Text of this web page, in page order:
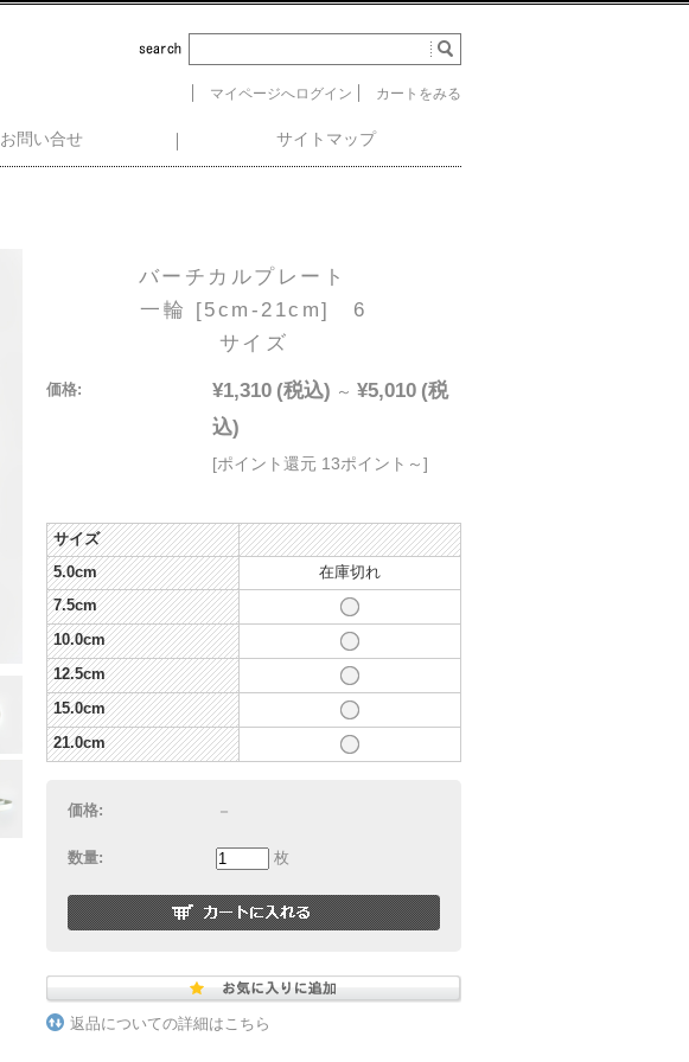
マイページへログイン カートをみる
お問い合せ サイトマップ
バーチカルプレート
一輪 [5cm-21cm] 6
サイズ
価格: ¥1,310 (税込) ～ ¥5,010 (税
込)
[ポイント還元 13ポイント～]
サイズ
5.0cm
在庫切れ
7.5cm
10.0cm
12.5cm
15.0cm
21.0cm
価格: －
数量: 枚
返品についての詳細はこちら